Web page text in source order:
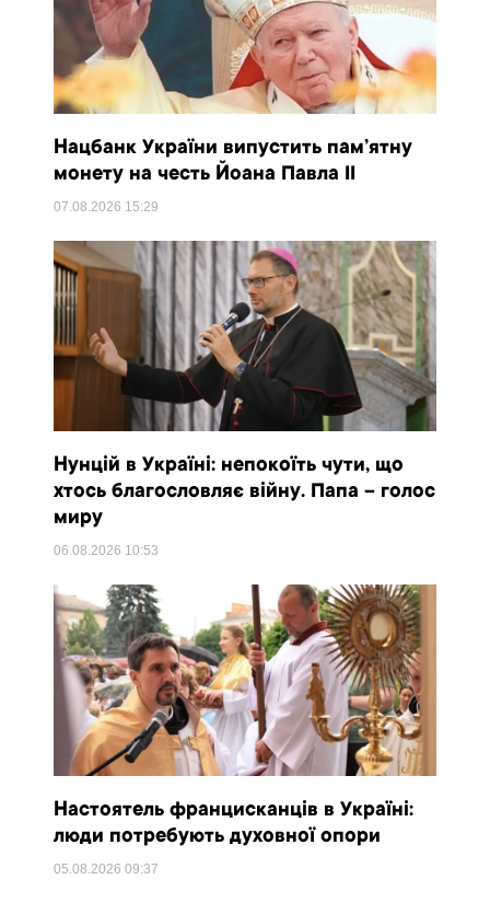
Нацбанк України випустить пам’ятну
монету на честь Йоана Павла II
07.08.2026 15:29
Нунцій в Україні: непокоїть чути, що
хтось благословляє війну. Папа – голос
миру
06.08.2026 10:53
Настоятель францисканців в Україні:
люди потребують духовної опори
05.08.202609:37